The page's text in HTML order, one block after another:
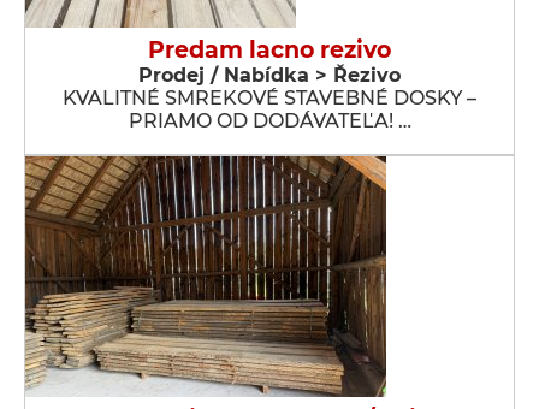
Predam lacno rezivo
Prodej / Nabídka > Řezivo
KVALITNÉ SMREKOVÉ STAVEBNÉ DOSKY –
PRIAMO OD DODÁVATEĽA! …